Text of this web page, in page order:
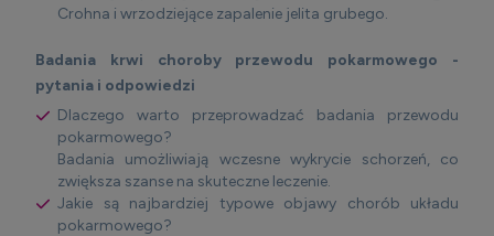
Crohna i wrzodziejące zapalenie jelita grubego.
Badania krwi choroby przewodu pokarmowego -
pytania i odpowiedzi
Dlaczego warto przeprowadzać badania przewodu
pokarmowego?
Badania umożliwiają wczesne wykrycie schorzeń, co
zwiększa szanse na skuteczne leczenie.
Jakie są najbardziej typowe objawy chorób układu
pokarmowego?